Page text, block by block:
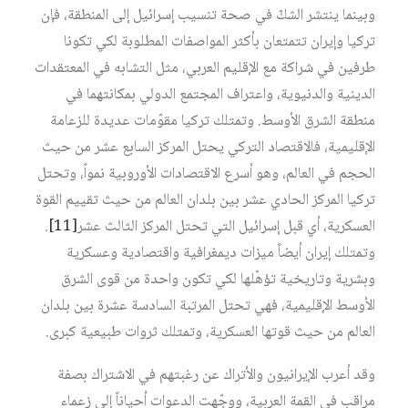
وبينما ينتشر الشكّ في صحة تنسيب إسرائيل إلى المنطقة، فإن
تركيا وإيران تتمتعان بأكثر المواصفات المطلوبة لكي تكونا
طرفين في شراكة مع الإقليم العربي، مثل التشابه في المعتقدات
الدينية والدنيوية، واعتراف المجتمع الدولي بمكانتهما في
منطقة الشرق الأوسط. وتمتلك تركيا مقوّمات عديدة للزعامة
الإقليمية، فالاقتصاد التركي يحتل المركز السابع عشر من حيث
الحجم في العالم، وهو أسرع الاقتصادات الأوروبية نمواً، وتحتل
تركيا المركز الحادي عشر بين بلدان العالم من حيث تقييم القوة
العسكرية، أي قبل إسرائيل التي تحتل المركز الثالث عشر[11]
.
وتمتلك إيران أيضاً ميزات ديمغرافية واقتصادية وعسكرية
وبشرية وتاريخية تؤهّلها لكي تكون واحدة من قوى الشرق
الأوسط الإقليمية، فهي تحتل المرتبة السادسة عشرة بين بلدان
العالم من حيث قوتها العسكرية، وتمتلك ثروات طبيعية كبرى.
وقد أعرب الإيرانيون والأتراك عن رغبتهم في الاشتراك بصفة
مراقب في القمة العربية، ووجّهت الدعوات أحياناً إلى زعماء